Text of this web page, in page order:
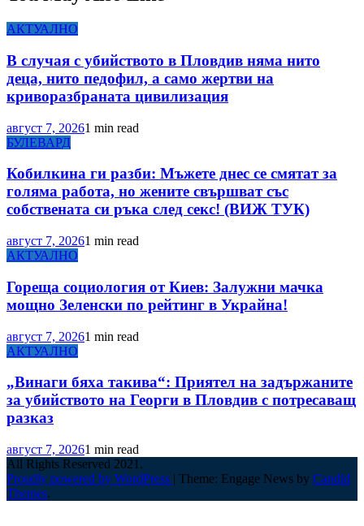
АКТУАЛНО
В случая с убийството в Пловдив няма нито
деца, нито педофил, а само жертви на
криворазбраната цивилизация
август 7, 20261 min read
БУЛЕВАРД
Кобилкина ги разби: Мъжете днес се смятат за
голяма работа, но жените свършват със
собствената си ръка след секс! (ВИЖ ТУК)
август 7, 20261 min read
АКТУАЛНО
Гореща социология от Киев: Залужни мачка
мощно Зеленски по рейтинг в Украйна!
август 7, 20261 min read
АКТУАЛНО
„Винаги бяха такива“: Приятел на задържаните
за убийството на Георги в Пловдив с потресаващ
разказ
август 7, 20261 min read
All Rights Reserved 2021.
Proudly powered by WordPress | Theme: Engage News by Candid
Themes.